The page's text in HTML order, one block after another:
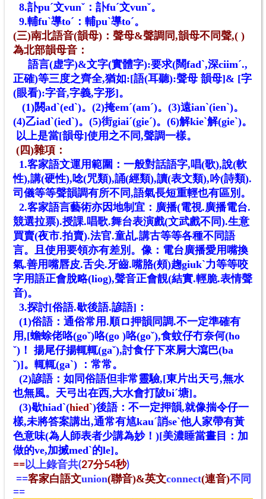
8.訃puˊ文vunˇ：訃fuˊ文vunˇ。
9.輔fuˋ導toˊ：輔puˋ導toˊ。
(三)南北語音(韻母)：聲母&聲調同,韻母不同聲,( )
為北部韻母音：
語言(虚字)&文字(實體字):要求(闊fadˋ,深ciimˊ.,
正確)等三度之齊全,猶如:[語(耳聽):聲母 韻母]& [字
(眼看):字音,字義,字形]。
(1)閼adˋ(edˋ)。(2)掩emˊ(amˊ)。(3)遠ianˋ(ienˋ)。
(4)乙iadˋ(iedˋ)。(5)街giaiˊ(gieˊ)。(6)解kieˋ解(gieˋ)。
以上是當[韻母]使用之不同,聲調一樣。
(四)雜項：
1.客家語文運用範圍：一般對話語字,唱(歌),說(軟
性),講(硬性),唸(咒類),誦(經類),讀(表文類),吟(詩類).
司儀等等聲韻調有所不同,語氣長短重輕也有區別。
2.客家語言藝術亦因地制宜：廣播(電視.廣播電台.
競選拉票).授課.唱歌.舞台表演戲(文武戲不同).生意
買賣(夜市.拍賣).法官.童乩.講古等等各種不同語
言。且使用要領亦有差別。像：電台廣播愛用嘴換
氣.善用嘴唇皮.舌尖.牙齒.嘴胳(頰)趜giukˋ力等等咬
字用語正會脫略(liog),聲音正會靚(結實.輕脆.表情聲
音)。
3.探討[俗語.歇後語.諺語]：
(1)俗語：通俗常用.順ロ押韻同調.不一定準確有
用,[蟾蜍佬咯(goˇ)咯(go )咯(goˇ),食蚊仔冇奈何(ho
ˇ)！ 揚尾仔揚輒輒(gaˇ),討食仔下來屙大瀉巴(ba
ˇ)]。輒輒(gaˋ) ：常常。
(2)諺語：如同俗語但非常靈驗,[東片出天弓,無水
也無風。天弓出在西,大水會打陂biˊ塘]。
(3)歇hiadˋ(hiedˋ)後語：不一定押韻,就像揣令仔一
樣,未將答案講出,通常有訄kauˊ誚seˋ他人家帶有黃
色意味(為人師表者少講為妙！)[美濃睡當晝目：加
做的ve,加搣medˋ的le]。
==以上錄音共(27分54秒)
==客家白語文union(聯音)&英文connect(連音)不同
==